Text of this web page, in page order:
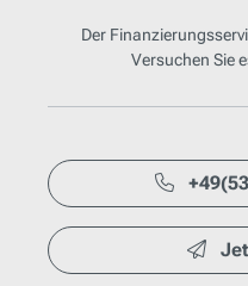
Der
Versuchen Sie